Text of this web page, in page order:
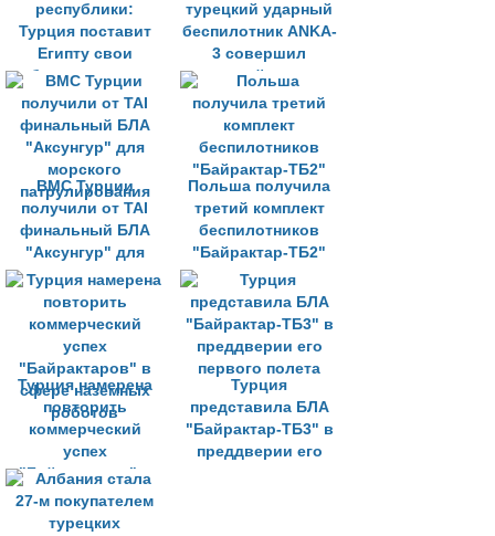
республики:
Турция поставит
Египту свои
беспилотники
турецкий ударный
беспилотник ANKA-
3 совершил
первый полет
ВМС Турции
получили от TAI
финальный БЛА
"Аксунгур" для
морского
патрулирования
Польша получила
третий комплект
беспилотников
"Байрактар-ТБ2"
Турция намерена
повторить
коммерческий
успех
"Байрактаров" в
сфере наземных
роботов
Турция
представила БЛА
"Байрактар-ТБ3" в
преддверии его